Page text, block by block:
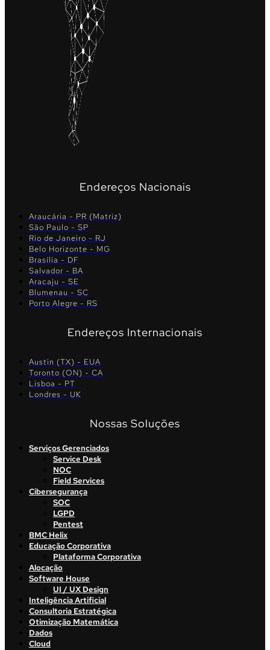
Endereços Nacionais
Araucária - PR (Matriz)
São Paulo - SP
Rio de Janeiro - RJ
Belo Horizonte - MG
Brasília - DF
Salvador - BA
Aracaju - SE
Blumenau - SC
Porto Alegre - RS
Endereços Internacionais
Austin (TX) - EUA
Toronto (ON) - CA
Lisboa - PT
Londres - UK
Nossas Soluções
Serviços Gerenciados
Service Desk
NOC
Field Services
Cibersegurança
SOC
LGPD
Pentest
BMC Helix
Educação Corporativa
Plataforma Corporativa
Alocação
Software House
UI / UX Design
Inteligência Artificial
Consultoria Estratégica
Otimização Matemática
Dados
Cloud